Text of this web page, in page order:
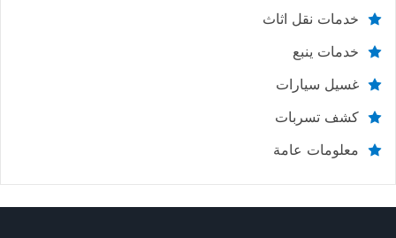
خدمات نقل اثاث
خدمات ينبع
غسيل سيارات
كشف تسربات
معلومات عامة